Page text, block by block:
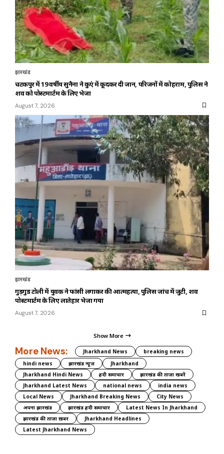
झारखंड
चटकपुर में 19 वर्षीय सुनैना ने कुएं में कूदकर दी जान, परिजनों में कोहराम, पुलिस ने
शव को पोस्टमार्टम के लिए भेजा
August 7, 2026
झारखंड
गुड़गुड टोली में युवक ने फांसी लगाकर की आत्महत्या, पुलिस जांच में जुटी, शव
पोस्टमार्टम के लिए लातेहार भेजा गया
August 7, 2026
Show More
More News: Jharkhand News
breaking news
hindi news
झारखंड न्यूज़
Jharkhand
Jharkhand Hindi News
हिंदी समाचार
झारखंड की ताज़ा खबरें
Jharkhand Latest News
national news
india news
Local News
Jharkhand Breaking News
City News
अपना झारखंड
झारखंड हिंदी समाचार
Latest News In Jharkhand
झारखंड की ताज़ा ख़बर
Jharkhand Headlines
Latest Jharkhand News